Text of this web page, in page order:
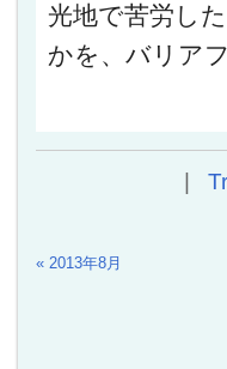
光地で苦労し
かを、バリア
« 2013年8月